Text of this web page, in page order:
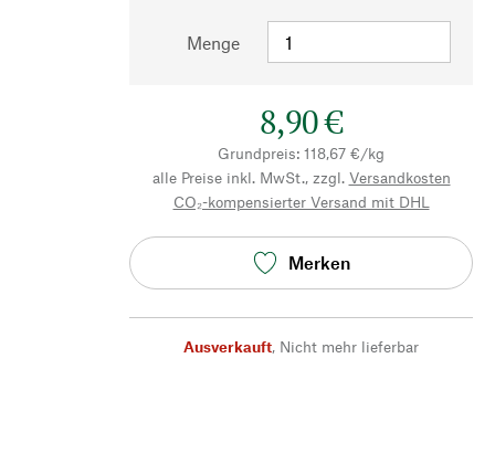
Menge
8,90 €
Grundpreis: 118,67 €/kg
alle Preise inkl. MwSt., zzgl. Versandkosten
CO₂-kompensierter Versand mit DHL
Merken
Ausverkauft, Nicht mehr lieferbar